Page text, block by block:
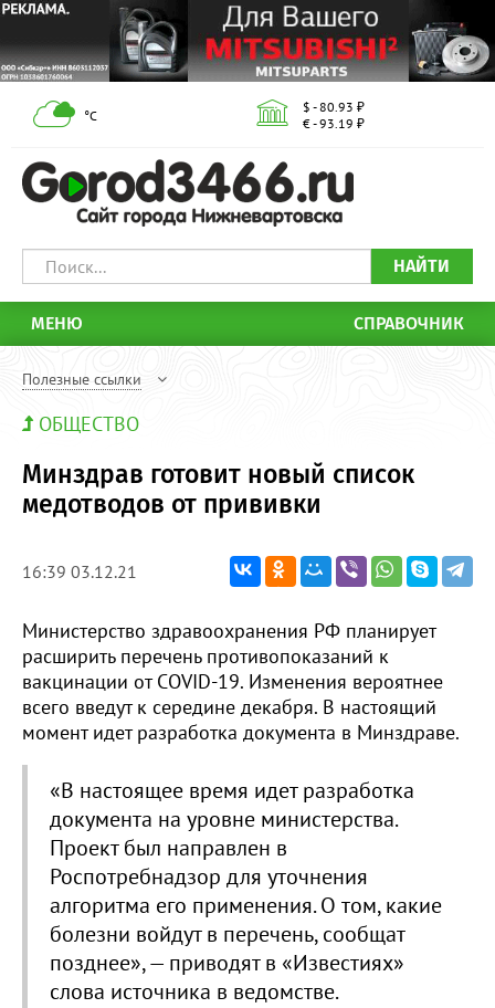
°С
$ - 80.93 ₽
€ - 93.19 ₽
НАЙТИ
МЕНЮ СПРАВОЧНИК
Полезные ссылки
ОБЩЕСТВО
Минздрав готовит новый список
медотводов от прививки
16:39 03.12.21
Министерство здравоохранения РФ планирует
расширить перечень противопоказаний к
вакцинации от COVID-19. Изменения вероятнее
всего введут к середине декабря. В настоящий
момент идет разработка документа в Минздраве.
«В настоящее время идет разработка
документа на уровне министерства.
Проект был направлен в
Роспотребнадзор для уточнения
алгоритма его применения. О том, какие
болезни войдут в перечень, сообщат
позднее», — приводят в «Известиях»
слова источника в ведомстве.